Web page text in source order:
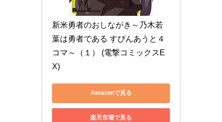
新米勇者のおしながき～乃木若
葉は勇者である すぴんあうと４
コマ～（１） (電撃コミックスE
X)
Amazonで見る
楽天市場で見る